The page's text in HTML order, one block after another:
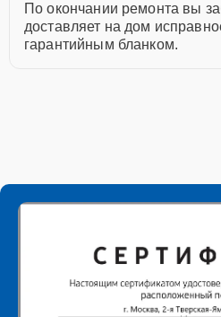
По окончании ремонта вы
доставляет на дом
гарантийным бланком.